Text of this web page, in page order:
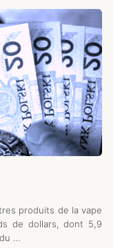
produits de la vape
de dollars, dont 5,9
…